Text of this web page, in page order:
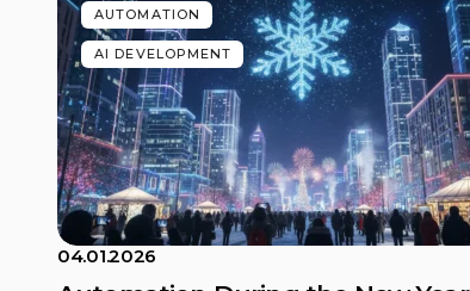
AUTOMATION
AI DEVELOPMENT
04.01.2026